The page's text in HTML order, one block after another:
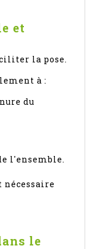
et
la pose.
à :
du
l'ensemble.
nécessaire
le